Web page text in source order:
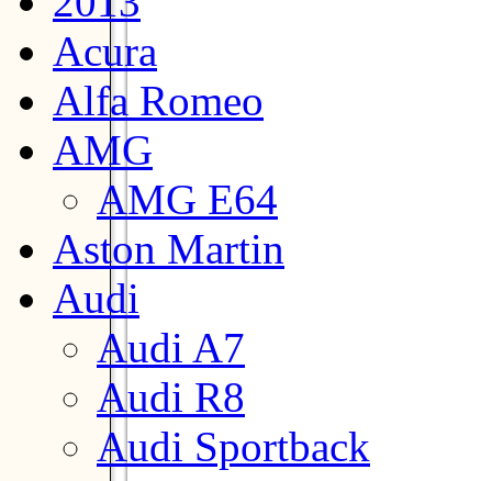
Acura
Alfa Romeo
AMG
AMG E64
Aston Martin
Audi
Audi A7
Audi R8
Audi Sportback